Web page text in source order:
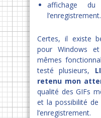
affichage
l’enregistrement.
Certes, il existe
pour Windows
mêmes
testé plusieurs,
retenu mon
qualité des GIFs
et la possibilité
l’enregistrement.